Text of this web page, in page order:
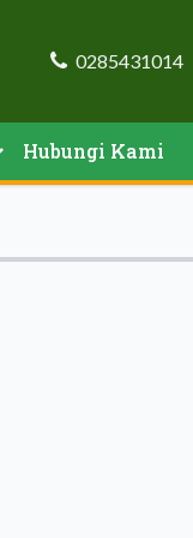
0285431014
Hubungi Kami